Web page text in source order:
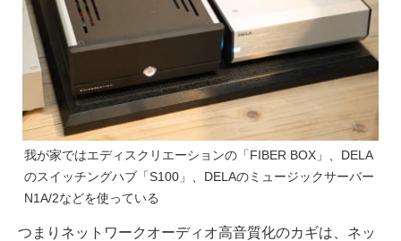
我が家ではエディスクリエーションの「FIBER BOX」、DELA
のスイッチングハブ「S100」、DELAのミュージックサーバー
N1A/2などを使っている
つまりネットワークオーディオ高音質化のカギは、ネッ